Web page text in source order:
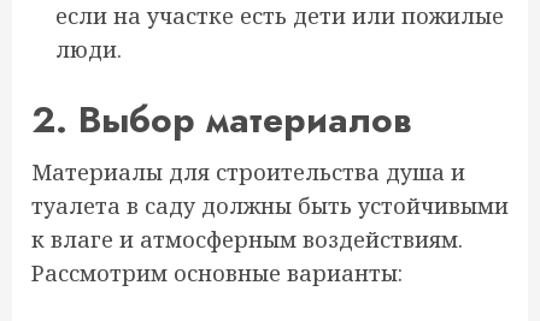
если на участке есть дети или пожилые
люди.
2. Выбор материалов
Материалы для строительства душа и
туалета в саду должны быть устойчивыми
к влаге и атмосферным воздействиям.
Рассмотрим основные варианты: